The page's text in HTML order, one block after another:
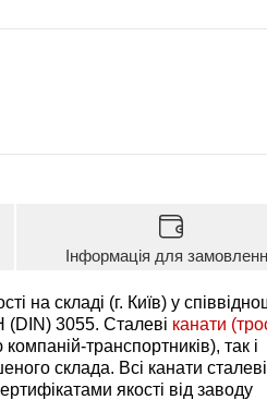
Інформація для
на складі (г. Київ) у
3055. Сталеві канати
транспортників), так і
склада. Всі канати сталеві
якості від заводу